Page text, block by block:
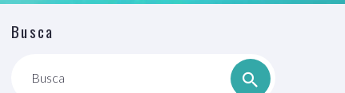
Busca
Busca